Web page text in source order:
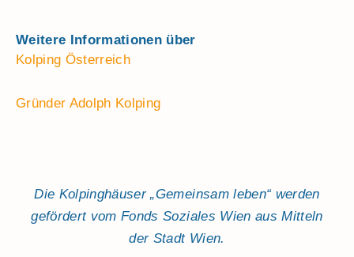
Weitere Informationen über
Kolping Österreich
Gründer Adolph Kolping
Die Kolpinghäuser „Gemeinsam leben“ werden
gefördert vom Fonds Soziales Wien aus Mitteln
der Stadt Wien.